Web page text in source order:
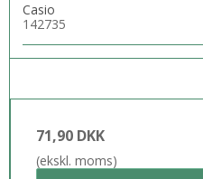
Casio
142735
71,90 DKK
(ekskl. moms)